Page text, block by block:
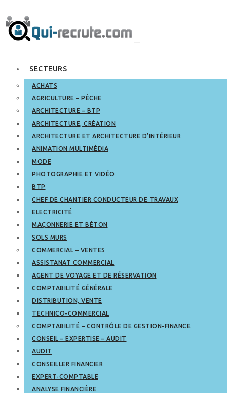
SECTEURS
ACHATS
AGRICULTURE – PÊCHE
ARCHITECTURE – BTP
ARCHITECTURE, CRÉATION
ARCHITECTURE ET ARCHITECTURE D’INTÉRIEUR
ANIMATION MULTIMÉDIA
MODE
PHOTOGRAPHIE ET VIDÉO
BTP
CHEF DE CHANTIER CONDUCTEUR DE TRAVAUX
ELECTRICITÉ
MAÇONNERIE ET BÉTON
SOLS MURS
COMMERCIAL – VENTES
ASSISTANAT COMMERCIAL
AGENT DE VOYAGE ET DE RÉSERVATION
COMPTABILITÉ GÉNÉRALE
DISTRIBUTION, VENTE
TECHNICO-COMMERCIAL
COMPTABILITÉ – CONTRÔLE DE GESTION-FINANCE
CONSEIL – EXPERTISE – AUDIT
AUDIT
CONSEILLER FINANCIER
EXPERT-COMPTABLE
ANALYSE FINANCIÈRE